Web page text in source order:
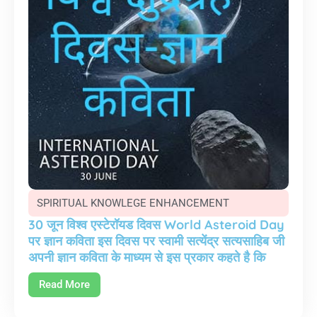
SPIRITUAL KNOWLEGE ENHANCEMENT
30 जून विश्व एस्टेरॉयड दिवस World Asteroid Day
पर ज्ञान कविता इस दिवस पर स्वामी सत्येंद्र सत्यसाहिब जी
अपनी ज्ञान कविता के माध्यम से इस प्रकार कहते है कि
Read More